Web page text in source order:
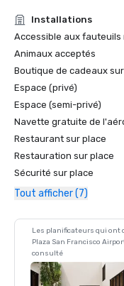
Installations
Accessible aux fauteuils
Animaux acceptés
Boutique de cadeaux
Espace (privé)
Espace (semi-privé)
Navette gratuite de
Restaurant sur place
Restauration sur place
Sécurité sur place
Tout afficher (7)
Les planificateurs qui ont
Plaza San Francisco
consulté